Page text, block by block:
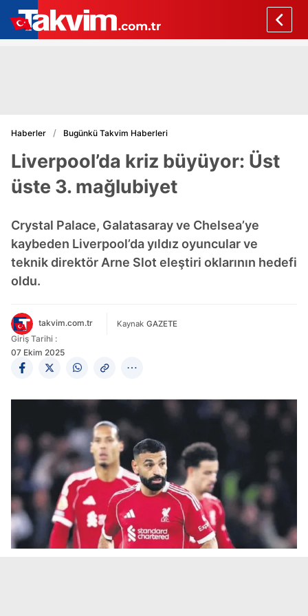
Haberler Bugünkü Takvim Haberleri
Liverpool’da kriz büyüyor: Üst
üste 3. mağlubiyet
Crystal Palace, Galatasaray ve Chelsea’ye
kaybeden Liverpool’da yıldız oyuncular ve
teknik direktör Arne Slot eleştiri oklarının hedefi
oldu.
takvim.com.tr Kaynak GAZETE
Giriş Tarihi :
07 Ekim 2025